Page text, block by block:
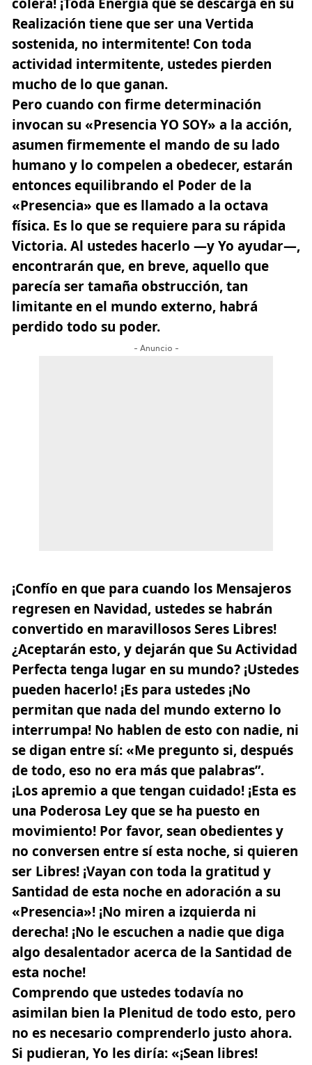
Realización tiene que ser una Vertida
sostenida, no intermitente! Con toda
actividad intermitente, ustedes pierden
mucho de lo que ganan.
Pero cuando con firme determinación
invocan su «Presencia YO SOY» a la acción,
asumen firmemente el mando de su lado
humano y lo compelen a obedecer, estarán
entonces equilibrando el Poder de la
«Presencia» que es llamado a la octava
física. Es lo que se requiere para su rápida
Victoria. Al ustedes hacerlo —y Yo ayudar—,
encontrarán que, en breve, aquello que
parecía ser tamaña obstrucción, tan
limitante en el mundo externo, habrá
perdido todo su poder.
- Anuncio -
¡Confío en que para cuando los Mensajeros
regresen en Navidad, ustedes se habrán
convertido en maravillosos Seres Libres!
¿Aceptarán esto, y dejarán que Su Actividad
Perfecta tenga lugar en su mundo? ¡Ustedes
pueden hacerlo! ¡Es para ustedes ¡No
permitan que nada del mundo externo lo
interrumpa! No hablen de esto con nadie, ni
se digan entre sí: «Me pregunto si, después
de todo, eso no era más que palabras”.
¡Los apremio a que tengan cuidado! ¡Esta es
una Poderosa Ley que se ha puesto en
movimiento! Por favor, sean obedientes y
no conversen entre sí esta noche, si quieren
ser Libres! ¡Vayan con toda la gratitud y
Santidad de esta noche en adoración a su
«Presencia»! ¡No miren a izquierda ni
derecha! ¡No le escuchen a nadie que diga
algo desalentador acerca de la Santidad de
esta noche!
Comprendo que ustedes todavía no
asimilan bien la Plenitud de todo esto, pero
no es necesario comprenderlo justo ahora.
Si pudieran, Yo les diría:«¡Sean libres!